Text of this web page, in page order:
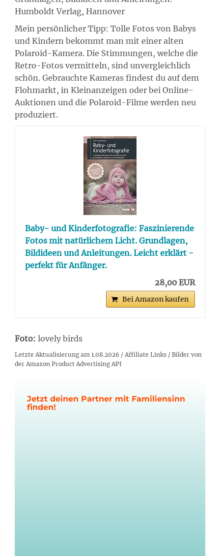
Humboldt Verlag, Hannover
Mein persönlicher Tipp: Tolle Fotos von Babys
und Kindern bekommt man mit einer alten
Polaroid-Kamera. Die Stimmungen, welche die
Retro-Fotos vermitteln, sind unvergleichlich
schön. Gebrauchte Kameras findest du auf dem
Flohmarkt, in Kleinanzeigen oder bei Online-
Auktionen und die Polaroid-Filme werden neu
produziert.
Baby- und Kinderfotografie: Faszinierende
Fotos mit natürlichem Licht. Grundlagen,
Bildideen und Anleitungen. Leicht erklärt -
perfekt für Anfänger.
28,00 EUR
Bei Amazon kaufen
Foto: lovely birds
Letzte Aktualisierung am 1.08.2026 / Affiliate Links / Bilder von
der Amazon Product Advertising API
Jetzt deinen Partner mit Familiensinn
finden!